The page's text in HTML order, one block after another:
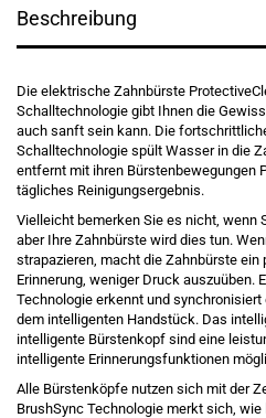
Beschreibung
Die elektrische Zahnbürste
Schalltechnologie gibt Ihnen die
auch sanft sein kann. Die
Schalltechnologie spült Wasser in die
entfernt mit ihren Bürstenbewegungen
tägliches Reinigungsergebnis.
Vielleicht bemerken Sie es nicht, wenn
aber Ihre Zahnbürste wird dies tun.
strapazieren, macht die Zahnbürste ein
Erinnerung, weniger Druck auszuüben.
Technologie erkennt und
dem intelligenten Handstück. Das
intelligente Bürstenkopf sind eine
intelligente Erinnerungsfunktionen
Alle Bürstenköpfe nutzen sich mit der
BrushSync Technologie merkt sich,